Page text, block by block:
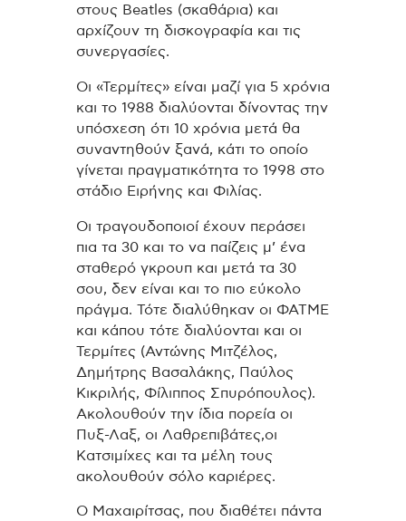
στους Beatles (σκαθάρια) και
αρχίζουν τη δισκογραφία και τις
συνεργασίες.
Οι «Τερμίτες» είναι μαζί για 5 χρόνια
και το 1988 διαλύονται δίνοντας την
υπόσχεση ότι 10 χρόνια μετά θα
συναντηθούν ξανά, κάτι το οποίο
γίνεται πραγματικότητα το 1998 στο
στάδιο Ειρήνης και Φιλίας.
Οι τραγουδοποιοί έχουν περάσει
πια τα 30 και το να παίζεις μ’ ένα
σταθερό γκρουπ και μετά τα 30
σου, δεν είναι και το πιο εύκολο
πράγμα. Τότε διαλύθηκαν οι ΦΑΤΜΕ
και κάπου τότε διαλύονται και οι
Τερμίτες (Αντώνης Μιτζέλος,
Δημήτρης Βασαλάκης, Παύλος
Κικριλής, Φίλιππος Σπυρόπουλος).
Ακολουθούν την ίδια πορεία οι
Πυξ-Λαξ, οι Λαθρεπιβάτες,οι
Κατσιμίχες και τα μέλη τους
ακολουθούν σόλο καριέρες.
Ο Μαχαιρίτσας, που διαθέτει πάντα